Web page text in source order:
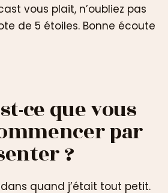
vous plait, n’oubliez pas
de 5 étoiles. Bonne écoute
ce que vous
par
?
quand j’était tout petit.